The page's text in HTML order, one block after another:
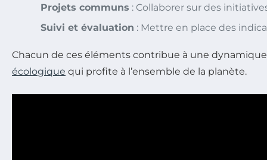
Projets communs : Collaborer sur des
Suivi et évaluation : Mettre en place des
Chacun de ces éléments contribue à une
écologique qui profite à l’ensemble de la planète.